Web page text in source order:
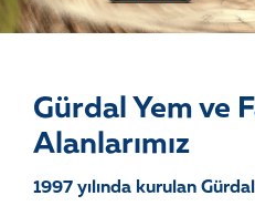
Gürdal Yem ve
Alanlarımız
1997 yılında kurulan